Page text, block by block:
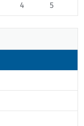
4 5